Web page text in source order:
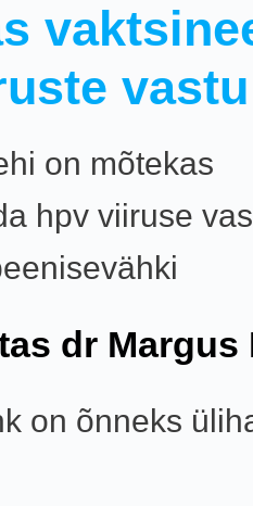
vastu
on mõtekas
hpv viiruse
dr Margus
on õnneks